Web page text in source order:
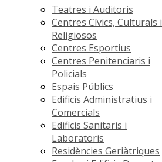
Teatres i Auditoris
Centres Cívics, Culturals i
Religiosos
Centres Esportius
Centres Penitenciaris i
Policials
Espais Públics
Edificis Administratius i
Comercials
Edificis Sanitaris i
Laboratoris
Residències Geriàtriques